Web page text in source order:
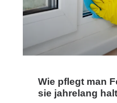
Wie pflegt man
sie jahrelang